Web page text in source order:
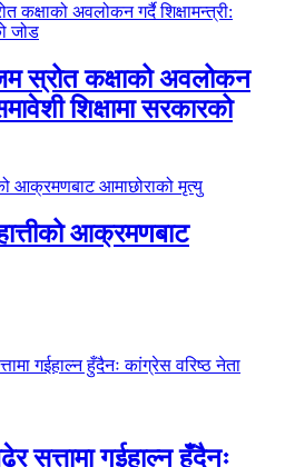
स्रोत कक्षाको अवलोकन
शिक्षामा सरकारको
आक्रमणबाट
सत्तामा गईहाल्न हुँदैनः